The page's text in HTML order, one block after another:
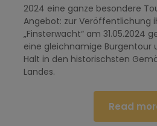
2024 eine ganze besondere
Angebot: zur Veröffentlichung
„Finsterwacht“ am 31.05.2024
eine gleichnamige Burgentour
Halt in den historischsten
Landes.
Read